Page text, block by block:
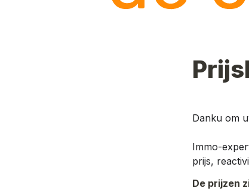
Danku om
Immo-
prijs,
De prijzen